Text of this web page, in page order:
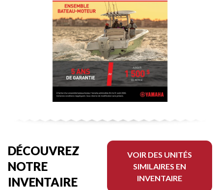
DÉCOUVREZ
NOTRE
INVENTAIRE
VOIR DES UNITÉS
SIMILAIRES EN
INVENTAIRE